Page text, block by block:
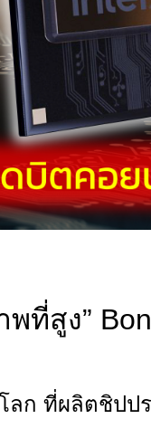
ที่สูง”
ที่ผลิตชิปปร